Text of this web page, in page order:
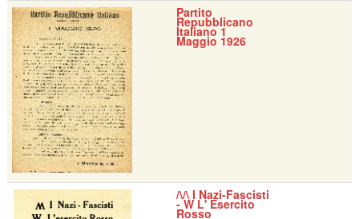
Partito
Repubblicano
Italiano 1
Maggio 1926
/\/\ I Nazi-Fascisti
- W L' Esercito
Rosso